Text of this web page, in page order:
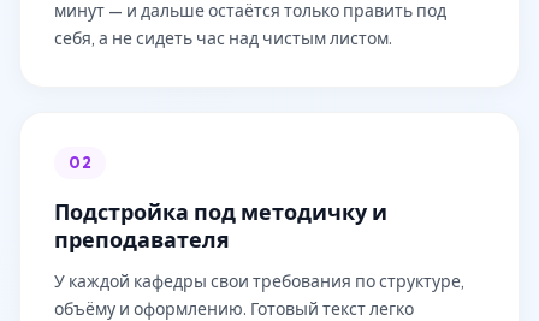
минут — и дальше остаётся только править под
себя, а не сидеть час над чистым листом.
02
Подстройка под методичку и
преподавателя
У каждой кафедры свои требования по структуре,
объёму и оформлению. Готовый текст легко